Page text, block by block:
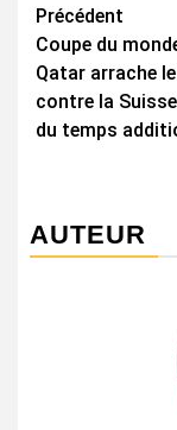
d’article
Précédent
Coupe du
Qatar arrache
contre la
du temps
AUTEUR